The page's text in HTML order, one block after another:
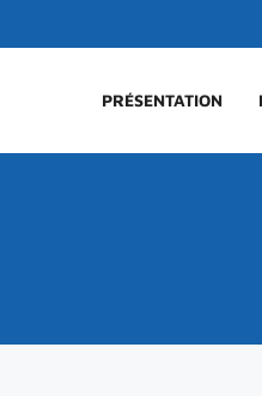
PRÉSENTATION